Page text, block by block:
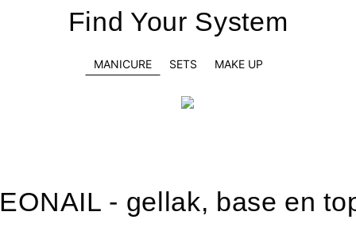
Find Your System
MANICURE SETS MAKE UP
- gellak, base en